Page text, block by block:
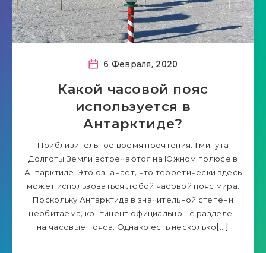
6 Февраля, 2020
Какой часовой пояс
используется в
Антарктиде?
Приблизительное время прочтения: 1 минута
Долготы Земли встречаются на Южном полюсе в
Антарктиде. Это означает, что теоретически здесь
может использоваться любой часовой пояс мира.
Поскольку Антарктида в значительной степени
необитаема, континент официально не разделен
на часовые пояса. Однако есть несколько[…]